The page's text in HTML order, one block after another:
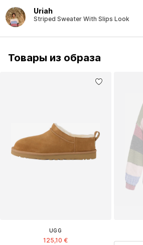
Uriah
Striped Sweater With Slips Look
Товары из образа
UGG
125,10 €